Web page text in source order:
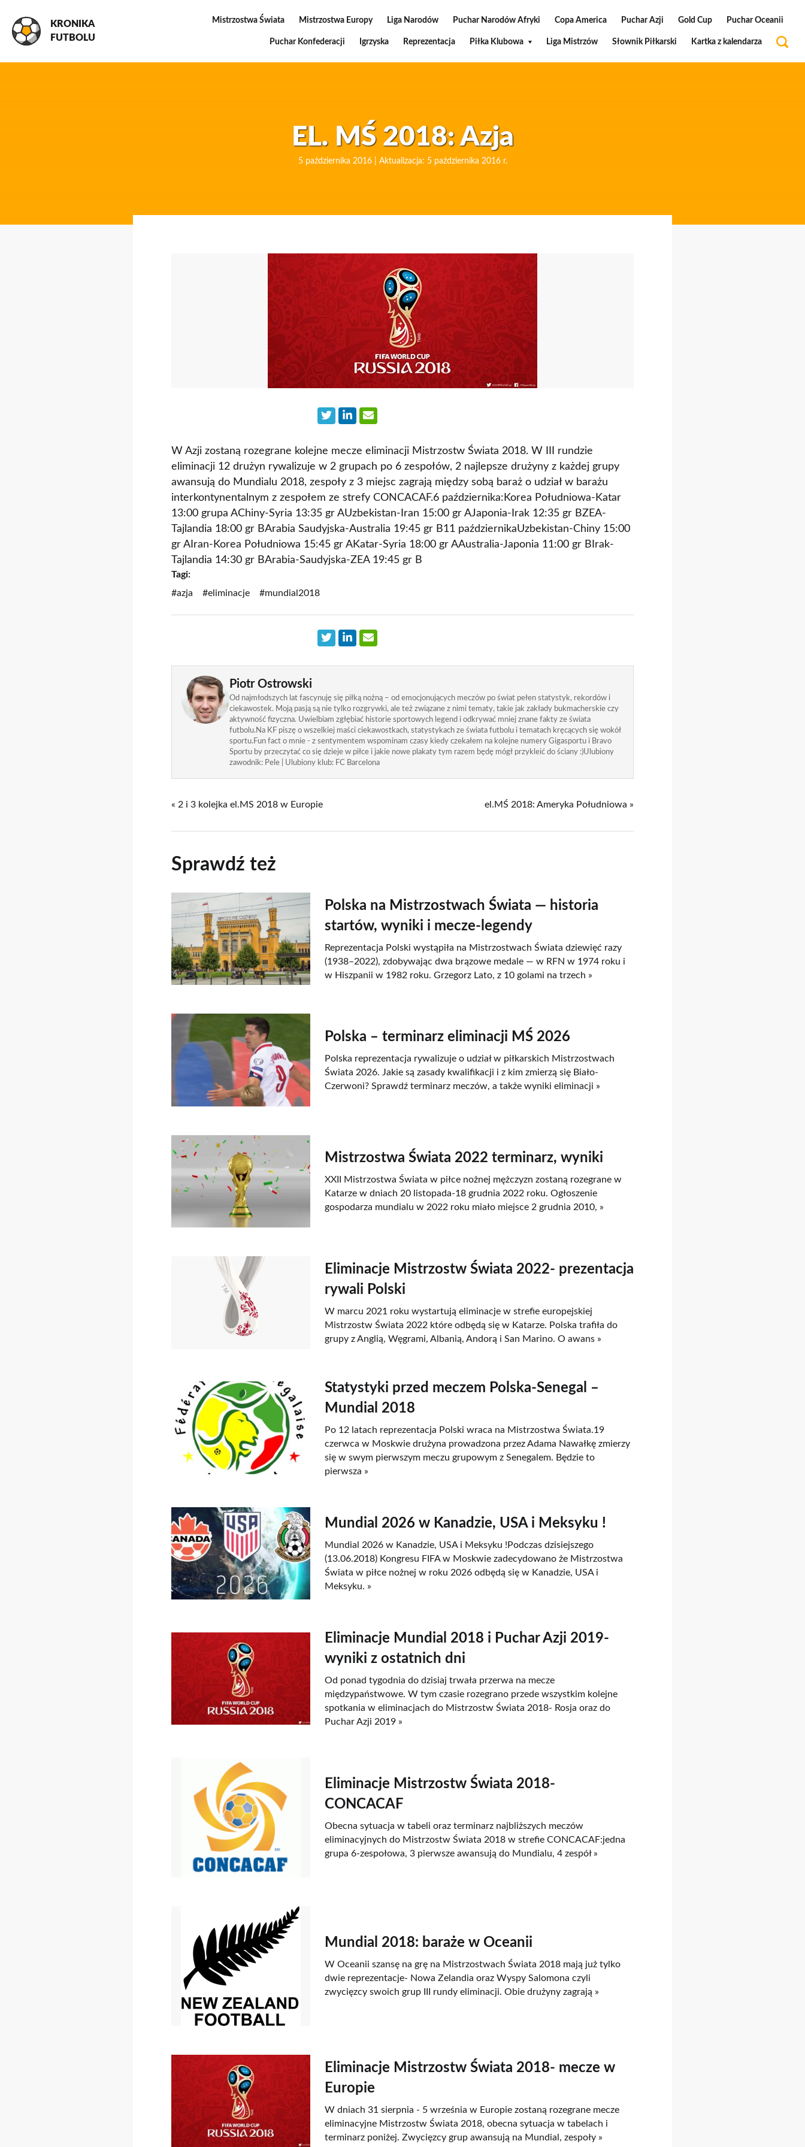
KRONIKA
FUTBOLU
Mistrzostwa Świata Mistrzostwa Europy Liga Narodów Puchar Narodów Afryki Copa America Puchar Azji Gold Cup Puchar Oceanii
Puchar Konfederacji Igrzyska Reprezentacja Piłka Klubowa Liga Mistrzów Słownik Piłkarski Kartka z kalendarza
EL. MŚ 2018: Azja
5 października 2016 | Aktualizacja: 5 października 2016 r.
W Azji zostaną rozegrane kolejne mecze eliminacji Mistrzostw Świata 2018. W III rundzie
eliminacji 12 drużyn rywalizuje w 2 grupach po 6 zespołów, 2 najlepsze drużyny z każdej grupy
awansują do Mundialu 2018, zespoły z 3 miejsc zagrają między sobą baraż o udział w barażu
interkontynentalnym z zespołem ze strefy CONCACAF.6 października:Korea Południowa-Katar
13:00 grupa AChiny-Syria 13:35 gr AUzbekistan-Iran 15:00 gr AJaponia-Irak 12:35 gr BZEA-
Tajlandia 18:00 gr BArabia Saudyjska-Australia 19:45 gr B11 październikaUzbekistan-Chiny 15:00
gr AIran-Korea Południowa 15:45 gr AKatar-Syria 18:00 gr AAustralia-Japonia 11:00 gr BIrak-
Tajlandia 14:30 gr BArabia-Saudyjska-ZEA 19:45 gr B
Tagi:
#azja
#eliminacje #mundial2018
Piotr Ostrowski
Od najmłodszych lat fascynuję się piłką nożną – od emocjonujących meczów po świat pełen statystyk, rekordów i
ciekawostek. Moją pasją są nie tylko rozgrywki, ale też związane z nimi tematy, takie jak zakłady bukmacherskie czy
aktywność fizyczna. Uwielbiam zgłębiać historie sportowych legend i odkrywać mniej znane fakty ze świata
futbolu.Na KF piszę o wszelkiej maści ciekawostkach, statystykach ze świata futbolu i tematach kręcących się wokół
sportu.Fun fact o mnie - z sentymentem wspominam czasy kiedy czekałem na kolejne numery Gigasportu i Bravo
Sportu by przeczytać co się dzieje w piłce i jakie nowe plakaty tym razem będę mógł przykleić do ściany :)Ulubiony
zawodnik: Pele | Ulubiony klub: FC Barcelona
« 2 i 3 kolejka el.MS 2018 w Europie el.MŚ 2018: Ameryka Południowa »
Sprawdź też
Polska na Mistrzostwach Świata — historia
startów, wyniki i mecze-legendy
Reprezentacja Polski wystąpiła na Mistrzostwach Świata dziewięć razy
(1938–2022), zdobywając dwa brązowe medale — w RFN w 1974 roku i
w Hiszpanii w 1982 roku. Grzegorz Lato, z 10 golami na trzech »
Polska – terminarz eliminacji MŚ 2026
Polska reprezentacja rywalizuje o udział w piłkarskich Mistrzostwach
Świata 2026. Jakie są zasady kwalifikacji i z kim zmierzą się Biało-
Czerwoni? Sprawdź terminarz meczów, a także wyniki eliminacji »
Mistrzostwa Świata 2022 terminarz, wyniki
XXII Mistrzostwa Świata w piłce nożnej mężczyzn zostaną rozegrane w
Katarze w dniach 20 listopada-18 grudnia 2022 roku. Ogłoszenie
gospodarza mundialu w 2022 roku miało miejsce 2 grudnia 2010, »
Eliminacje Mistrzostw Świata 2022- prezentacja
rywali Polski
W marcu 2021 roku wystartują eliminacje w strefie europejskiej
Mistrzostw Świata 2022 które odbędą się w Katarze. Polska trafiła do
grupy z Anglią, Węgrami, Albanią, Andorą i San Marino. O awans »
Statystyki przed meczem Polska-Senegal –
Mundial 2018
Po 12 latach reprezentacja Polski wraca na Mistrzostwa Świata.19
czerwca w Moskwie drużyna prowadzona przez Adama Nawałkę zmierzy
się w swym pierwszym meczu grupowym z Senegalem. Będzie to
pierwsza »
Mundial 2026 w Kanadzie, USA i Meksyku !
Mundial 2026 w Kanadzie, USA i Meksyku !Podczas dzisiejszego
(13.06.2018) Kongresu FIFA w Moskwie zadecydowano że Mistrzostwa
Świata w piłce nożnej w roku 2026 odbędą się w Kanadzie, USA i
Meksyku. »
Eliminacje Mundial 2018 i Puchar Azji 2019-
wyniki z ostatnich dni
Od ponad tygodnia do dzisiaj trwała przerwa na mecze
międzypaństwowe. W tym czasie rozegrano przede wszystkim kolejne
spotkania w eliminacjach do Mistrzostw Świata 2018- Rosja oraz do
Puchar Azji 2019 »
Eliminacje Mistrzostw Świata 2018-
CONCACAF
Obecna sytuacja w tabeli oraz terminarz najbliższych meczów
eliminacyjnych do Mistrzostw Świata 2018 w strefie CONCACAF:jedna
grupa 6-zespołowa, 3 pierwsze awansują do Mundialu, 4 zespół »
Mundial 2018: baraże w Oceanii
W Oceanii szansę na grę na Mistrzostwach Świata 2018 mają już tylko
dwie reprezentacje- Nowa Zelandia oraz Wyspy Salomona czyli
zwycięzcy swoich grup III rundy eliminacji. Obie drużyny zagrają »
Eliminacje Mistrzostw Świata 2018- mecze w
Europie
W dniach 31 sierpnia - 5 września w Europie zostaną rozegrane mecze
eliminacyjne Mistrzostw Świata 2018, obecna sytuacja w tabelach i
terminarz poniżej. Zwycięzcy grup awansują na Mundial, zespoły »